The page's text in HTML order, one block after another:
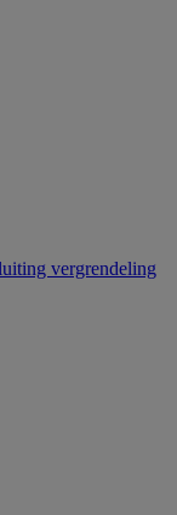
vergrendeling